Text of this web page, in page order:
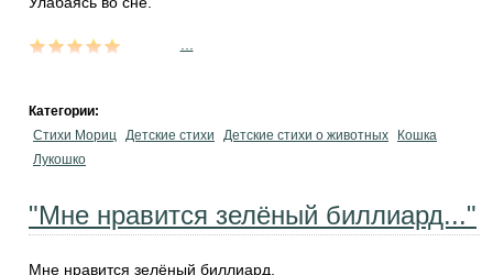
Категории:
Стихи Мориц Детские стихи Детские стихи о животных
Кошка
Лукошко
"Мне нравится зелёный биллиард..."
Мне нравится зелёный биллиард,